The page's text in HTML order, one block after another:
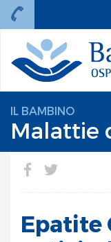
IL BAMBINO
Malattie
Epatite